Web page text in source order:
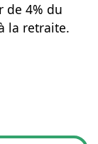
de 4% du
la retraite.